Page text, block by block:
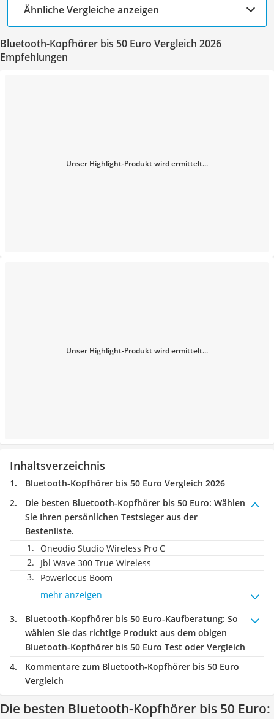
Ähnliche Vergleiche anzeigen
Bluetooth-Kopfhörer bis 50 Euro Vergleich 2026
Empfehlungen
Unser Highlight-Produkt wird ermittelt...
Unser Highlight-Produkt wird ermittelt...
Inhaltsverzeichnis
Bluetooth-Kopfhörer bis 50 Euro Vergleich 2026
Die besten Bluetooth-Kopfhörer bis 50 Euro: Wählen
Sie Ihren persönlichen Testsieger aus der
Bestenliste.
Oneodio Studio Wireless Pro C
Jbl Wave 300 True Wireless
Powerlocus Boom
mehr anzeigen
Bluetooth-Kopfhörer bis 50 Euro-Kaufberatung: So
wählen Sie das richtige Produkt aus dem obigen
Bluetooth-Kopfhörer bis 50 Euro Test oder Vergleich
Kommentare zum Bluetooth-Kopfhörer bis 50 Euro
Vergleich
Die besten Bluetooth-Kopfhörer bis 50 Euro: